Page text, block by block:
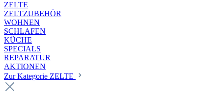
ZELTE
ZELTZUBEHÖR
WOHNEN
SCHLAFEN
KÜCHE
SPECIALS
REPARATUR
AKTIONEN
Zur Kategorie ZELTE